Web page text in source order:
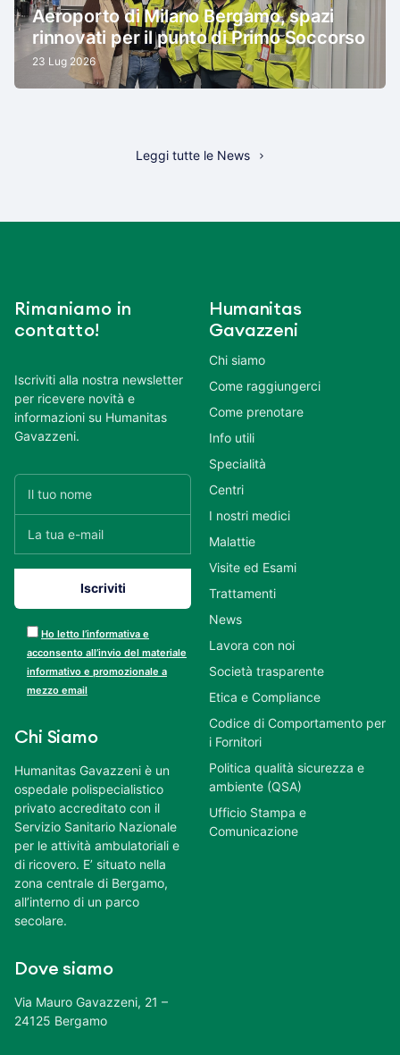
Aeroporto di Milano Bergamo, spazi
rinnovati per il punto di Primo Soccorso
23 Lug 2026
Leggi tutte le News
Rimaniamo in
contatto!
Iscriviti alla nostra newsletter
per ricevere novità e
informazioni su Humanitas
Gavazzeni.
Ho letto l’informativa e
acconsento all’invio del materiale
informativo e promozionale a
mezzo email
Chi Siamo
Humanitas Gavazzeni è un
ospedale polispecialistico
privato accreditato con il
Servizio Sanitario Nazionale
per le attività ambulatoriali e
di ricovero. E’ situato nella
zona centrale di Bergamo,
all’interno di un parco
secolare.
Dove siamo
Via Mauro Gavazzeni, 21 –
24125 Bergamo
Humanitas
Gavazzeni
Chi siamo
Come raggiungerci
Come prenotare
Info utili
Specialità
Centri
I nostri medici
Malattie
Visite ed Esami
Trattamenti
News
Lavora con noi
Società trasparente
Etica e Compliance
Codice di Comportamento per
i Fornitori
Politica qualità sicurezza e
ambiente (QSA)
Ufficio Stampa e
Comunicazione